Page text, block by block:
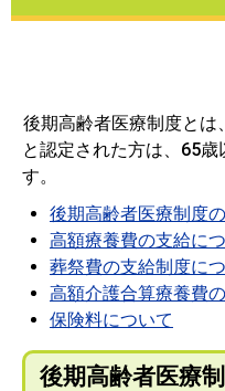
後期高齢者医療制度とは
と認定された方は、65
す。
後期高齢者医療制度
高額療養費の支給に
葬祭費の支給制度に
高額介護合算療養費
保険料について
後期高齢者医療